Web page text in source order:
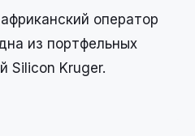
оператор
из портфельных
Silicon Kruger.